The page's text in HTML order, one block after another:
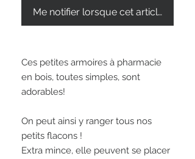
Me notifier lorsque cet article est
Ces petites armoires à pharmacie
en bois, toutes simples, sont
adorables!
On peut ainsi y ranger tous nos
petits flacons !
Extra mince, elle peuvent se placer